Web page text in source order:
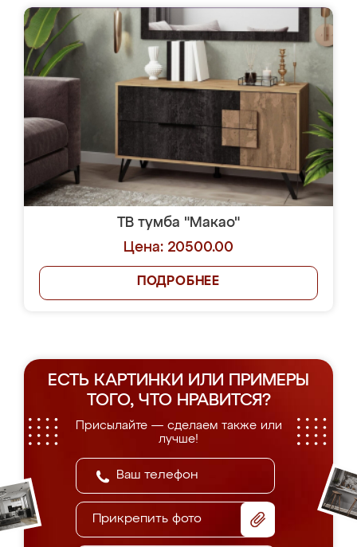
ТВ тумба "Макао"
Цена: 20500.00
ПОДРОБНЕЕ
ЕСТЬ КАРТИНКИ ИЛИ ПРИМЕРЫ
ТОГО, ЧТО НРАВИТСЯ?
Присылайте — сделаем также или
лучше!
Прикрепить фото